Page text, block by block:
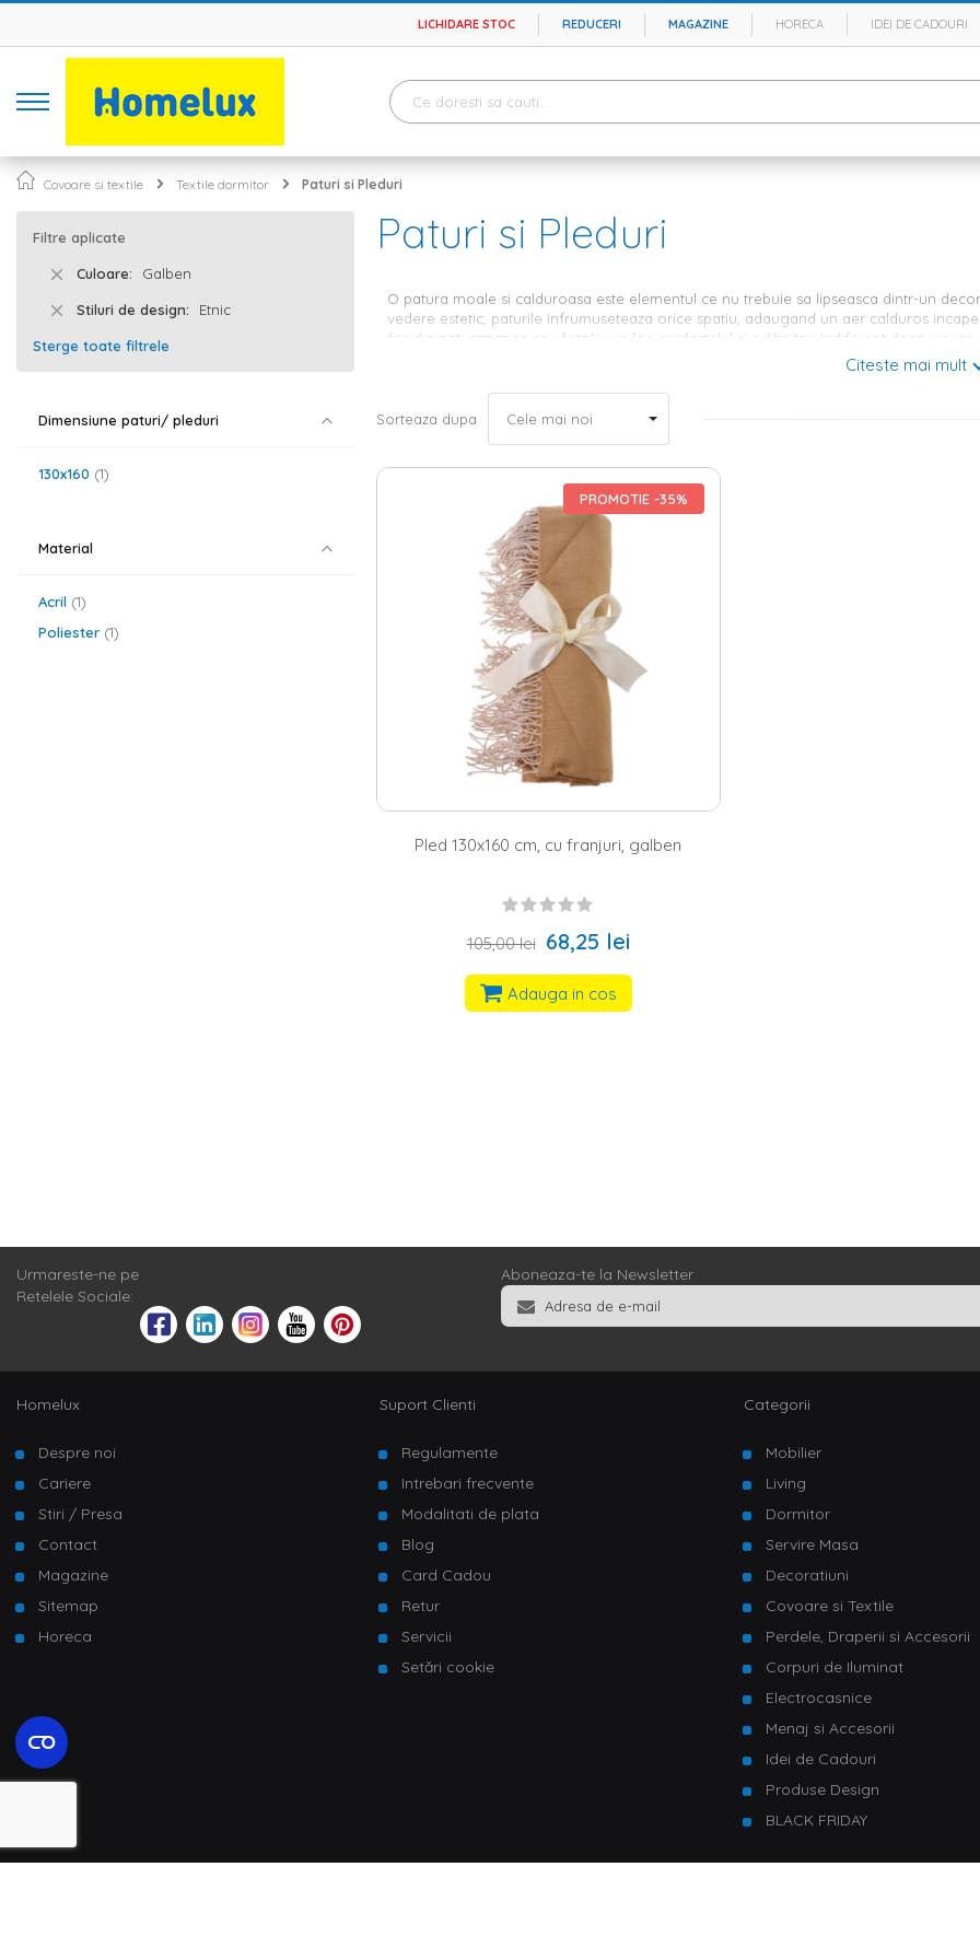
LICHIDARE STOC REDUCERI MAGAZINE HORECA IDEI DE CADOURI
Covoare si textile Textile dormitor Paturi si Pleduri
Paturi si Pleduri
O patura moale si calduroasa este elementul ce nu trebuie sa lipseasca dintr-un
vedere estetic, paturile infrumuseteaza orice spatiu, adaugand un aer calduros
fac din pat, canapea sau fotoliu un loc confortabil si odihnitor. Indiferent daca vrei
completa decorul casei tale, in oferta Homelux gasesti modele pentru toate gusturile.
Paturi pentru dormitor si living într-o varietate
Cu ajutorul produselor noastre, camerele tale vor arata mai bine ca niciodata.
orice tip de decor, fie el clasic, modern, etnic sau romantic. Cu imprimeu sau uni, in
pufoase pot transforma orice colt al incaperii intr-unul extrem de placut la vedere.
in nuante de bej, maro, auriu, blue, coral, galben, galben mustar, indigo, mov, rosu,
buna varianta pentru dormitorul sau livingul tau, care sa se potriveasca perfect cu
poti adauga uncovorcozy si niste
Paturile si cuverturile pentru canapea de la Homelux - alegerea
Cuverturile de pe Homelux.ro sunt produse din materiale de cea mai inalta calitate.
poliester sau mix de fibre. Acestea sunt fine si placute la atingere, indeplinind chiar
dimensiunea, ai la dispozitie o gama variata de modele de diferite marimi: 50x190, 75x100,
130x160, 130x170, 130x180, 150x200, 160x190, 200x220 si 220x240.
Citeste mai mult
Sorteaza dupa
PROMOTIE -35%
Pled 130x160 cm, cu franjuri, galben
105,00 lei 68,25 lei
Adauga in cos
Filtre aplicate
Culoare Galben
Stiluri de design Etnic
Sterge toate filtrele
Dimensiune paturi/ pleduri
130x160 1
Material
Acril
1
Poliester 1
Urmareste-ne pe
Retelele Sociale:
Aboneaza-te la Newsletter
Homelux
Despre noi
Cariere
Stiri / Presa
Contact
Magazine
Sitemap
Horeca
Suport Clienti
Regulamente
Intrebari frecvente
Modalitati de plata
Blog
Card Cadou
Retur
Servicii
Setări cookie
Categorii
Mobilier
Living
Dormitor
Servire Masa
Decoratiuni
Covoare si Textile
Perdele, Draperii si Accesorii
Corpuri de Iluminat
Electrocasnice
Menaj si Accesorii
Idei de Cadouri
Produse Design
BLACK FRIDAY